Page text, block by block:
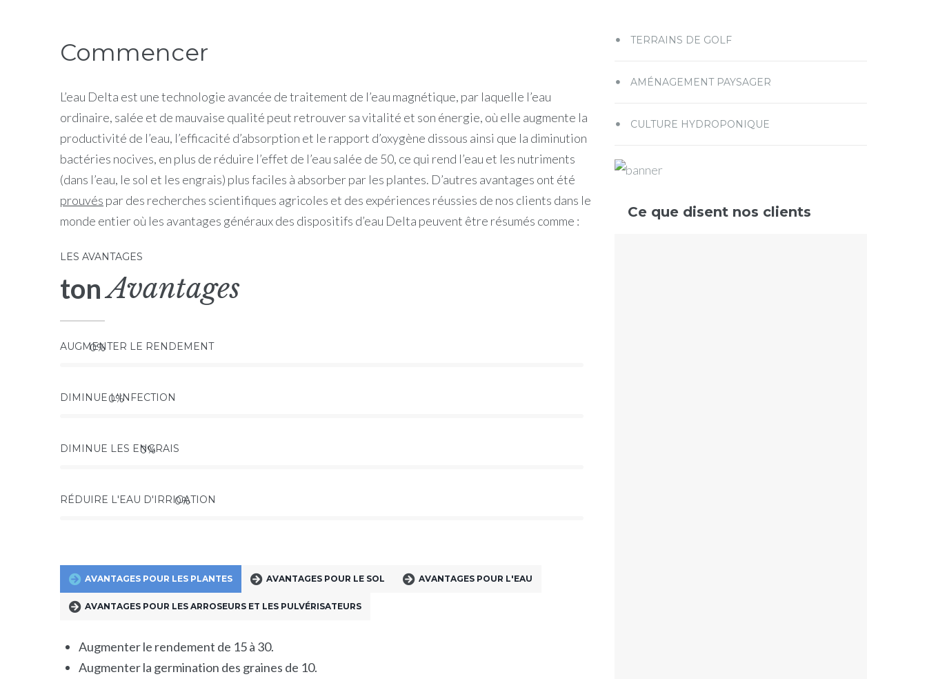
Commencer
L’eau Delta est une technologie avancée de traitement de l’eau magnétique, par laquelle l’eau
ordinaire, salée et de mauvaise qualité peut retrouver sa vitalité et son énergie, où elle augmente la
productivité de l’eau, l’efficacité d’absorption et le rapport d’oxygène dissous ainsi que la diminution
bactéries nocives, en plus de réduire l’effet de l’eau salée de 50, ce qui rend l’eau et les nutriments
(dans l’eau, le sol et les engrais) plus faciles à absorber par les plantes. D’autres avantages ont été
prouvés par des recherches scientifiques agricoles et des expériences réussies de nos clients dans le
monde entier où les avantages généraux des dispositifs d’eau Delta peuvent être résumés comme :
LES AVANTAGES
ton Avantages
AUGMENTER LE RENDEMENT
0%
DIMINUE L'INFECTION
0%
DIMINUE LES ENGRAIS
0%
RÉDUIRE L'EAU D'IRRIGATION
0%
AVANTAGES POUR LES PLANTES AVANTAGES POUR LE SOL AVANTAGES POUR L'EAU
AVANTAGES POUR LES ARROSEURS ET LES PULVÉRISATEURS
Augmenter le rendement de 15 à 30.
Augmenter la germination des graines de 10.
TERRAINS DE GOLF
AMÉNAGEMENT PAYSAGER
CULTURE HYDROPONIQUE
Ce que disent nos clients